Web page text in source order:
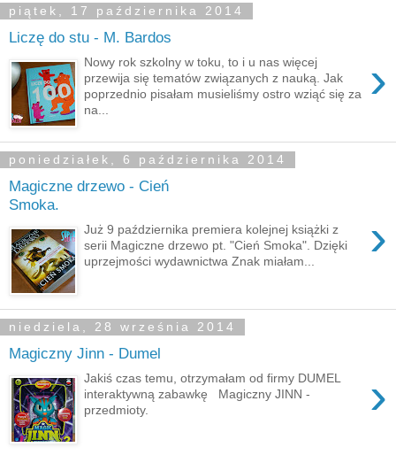
piątek, 17 października 2014
Liczę do stu - M. Bardos
›
Nowy rok szkolny w toku, to i u nas więcej
przewija się tematów związanych z nauką. Jak
poprzednio pisałam musieliśmy ostro wziąć się za
na...
poniedziałek, 6 października 2014
Magiczne drzewo - Cień
Smoka.
›
Już 9 października premiera kolejnej książki z
serii Magiczne drzewo pt. "Cień Smoka". Dzięki
uprzejmości wydawnictwa Znak miałam...
niedziela, 28 września 2014
Magiczny Jinn - Dumel
›
Jakiś czas temu, otrzymałam od firmy DUMEL
interaktywną zabawkę Magiczny JINN -
przedmioty.